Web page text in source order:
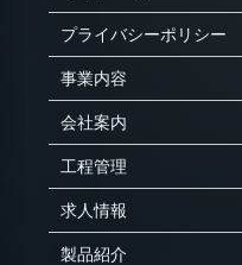
プライバシーポリシー
事業内容
会社案内
工程管理
求人情報
製品紹介